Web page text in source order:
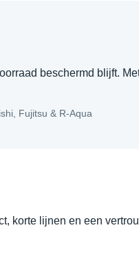
beschermd blijft.
Fujitsu & R-Aqua
korte lijnen en een